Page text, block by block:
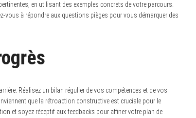
en utilisant des exemples concrets de votre parcours.
vous à répondre aux questions pièges pour vous démarquer des
Réalisez un bilan régulier de vos compétences et de vos
que la rétroaction constructive est cruciale pour le
et soyez réceptif aux feedbacks pour affiner votre plan de